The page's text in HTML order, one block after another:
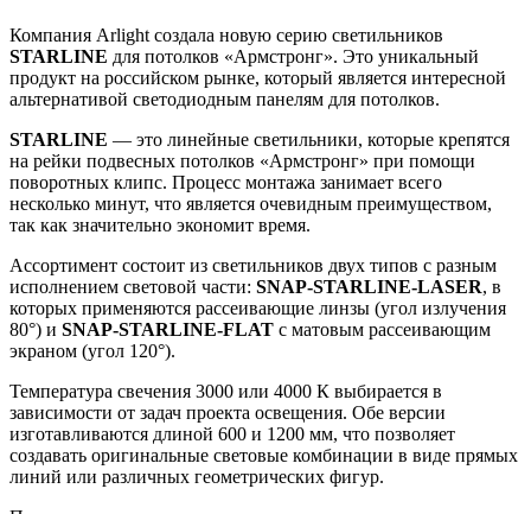
Компания Arlight создала новую серию светильников
STARLINE для потолков «Армстронг». Это уникальный
продукт на российском рынке, который является интересной
альтернативой светодиодным панелям для потолков.
STARLINE — это линейные светильники, которые крепятся
на рейки подвесных потолков «Армстронг» при помощи
поворотных клипс. Процесс монтажа занимает всего
несколько минут, что является очевидным преимуществом,
так как значительно экономит время.
Ассортимент состоит из светильников двух типов с разным
исполнением световой части: SNAP-STARLINE-LASER, в
которых применяются рассеивающие линзы (угол излучения
80°) и SNAP-STARLINE-FLAT с матовым рассеивающим
экраном (угол 120°).
Температура свечения 3000 или 4000 К выбирается в
зависимости от задач проекта освещения. Обе версии
изготавливаются длиной 600 и 1200 мм, что позволяет
создавать оригинальные световые комбинации в виде прямых
линий или различных геометрических фигур.